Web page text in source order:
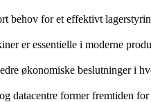
behov for et effektivt
er essentielle i moderne
økonomiske beslutninger i
datacentre former fremtiden for